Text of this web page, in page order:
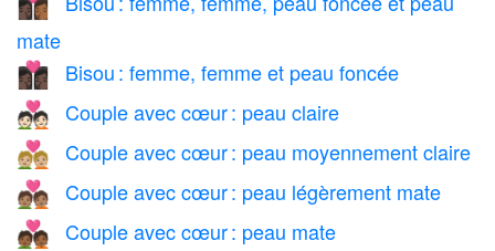
mate
👩🏿‍❤️‍💋‍👩🏿 Bisou : femme, femme et peau foncée
💑🏻 Couple avec cœur : peau claire
💑🏼 Couple avec cœur : peau moyennement claire
💑🏽 Couple avec cœur : peau légèrement mate
💑🏾 Couple avec cœur : peau mate